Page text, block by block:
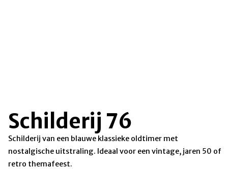
Schilderij 76
Schilderij van een blauwe klassieke oldtimer met
nostalgische uitstraling. Ideaal voor een vintage, jaren 50 of
retro themafeest.